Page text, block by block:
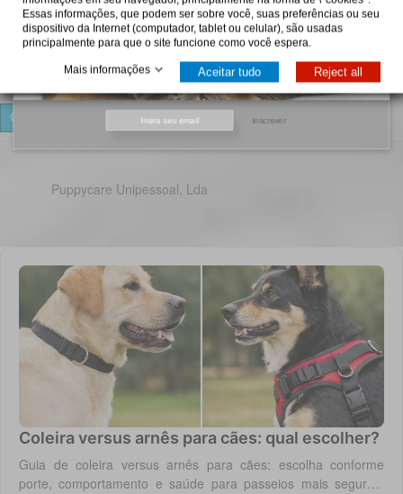
Controle a sua privacidade
Puppycare Unipessoal, Lda
Inscrever
Coleira versus arnês para cães: qual escolher?
Guia de coleira versus arnês para cães: escolha conforme
porte, comportamento e saúde para passeios mais seguros,
Essas informações, que podem ser sobre você, suas preferências ou seu
dispositivo da Internet (computador, tablet ou celular), são usadas
principalmente para que o site funcione como você espera.
Mais informações Aceitar tudo Reject all